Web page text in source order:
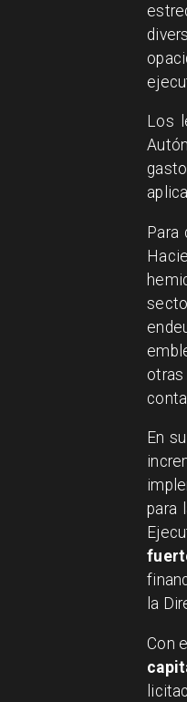
Los
Para
En
para
la
Con